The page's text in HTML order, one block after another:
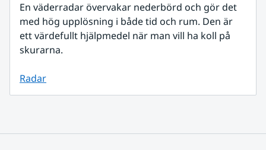
En väderradar övervakar nederbörd och gör det
med hög upplösning i både tid och rum. Den är
ett värdefullt hjälpmedel när man vill ha koll på
skurarna.
Radar